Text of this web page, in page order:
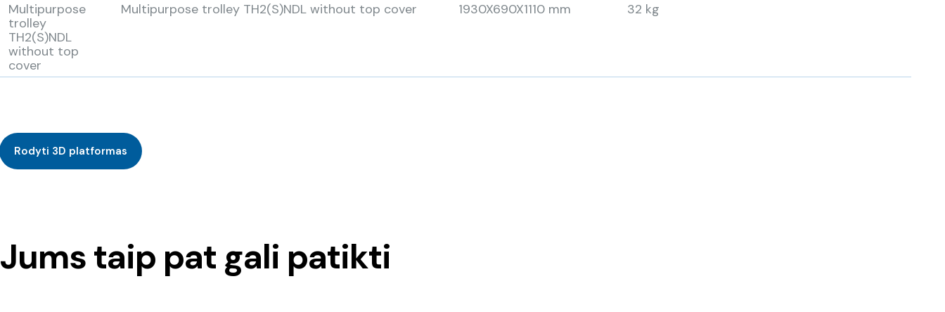
Multipurpose
trolley
TH2(S)NDL
without top
cover
Multipurpose trolley TH2(S)NDL without top cover 1930X690X1110 mm 32 kg
Rodyti 3D platformas
Jums taip pat gali patikti